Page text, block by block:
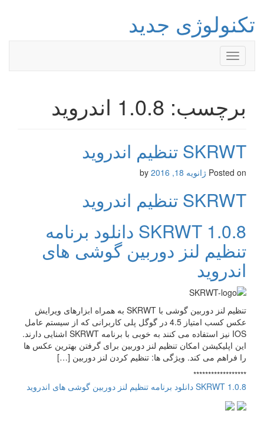
تکنولوژی جدید
Toggle
navigation
برچسب: 1.0.8 اندروید
SKRWT تنظیم اندروید
Posted on ژانویه 18, 2016
SKRWT تنظیم اندروید
SKRWT 1.0.8 دانلود برنامه
تنظیم لنز دوربین گوشی های
اندروید
تنظیم لنز دوربین گوشی با SKRWT به همراه ابزارهای ویرایش
عکس کسب امتیاز 4.5 در گوگل پلی کاربرانی که از سیستم عامل
IOS نیز استفاده می کنند به خوبی با برنامه SKRWT اشنایی دارند.
این اپلیکیشن امکان تنظیم لنز دوربین برای گرفتن بهترین عکس ها
را فراهم می کند. ویژگی ها: تنظیم کردن لنز دوربین […]
******************
SKRWT 1.0.8 دانلود برنامه تنظیم لنز دوربین گوشی های اندروید